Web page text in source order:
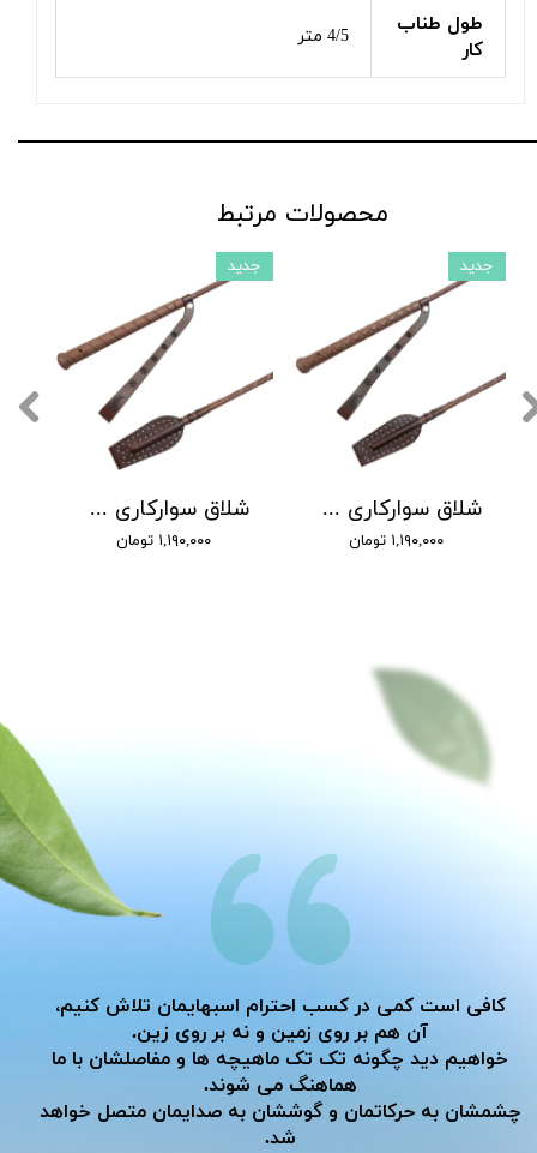
طول طناب
کار
4/5 متر
محصولات مرتبط
شلاق سوارکاری شادان - با بند مُچی چرمی، مدل سنگچین دسته اسپرت
۱,۱۹۰,۰۰۰ تومان
جدید
شلاق سوارکاری شادان - با بند مُچی چرمی، مدل سنگچین دسته کلاسیک
۱,۱۹۰,۰۰۰ تومان
جدید
کافی است کمی در کسب احترام اسبهایمان تلاش کنیم،
آن هم بر روی زمین و نه بر روی زین.
خواهیم دید چگونه تک تک ماهیچه ها و مفاصلشان با ما
هماهنگ می شوند.
​​​​​​​چشمشان به حرکاتمان و گوششان به صدایمان متصل خواهد
شد.